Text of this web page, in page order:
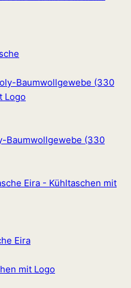
Baumwollgewebe (330
Eira